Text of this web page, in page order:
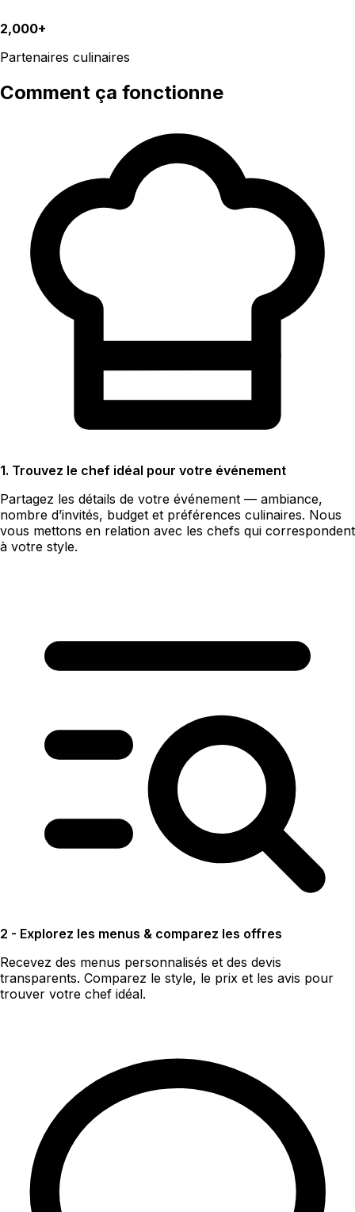
2,000+
Partenaires culinaires
Comment ça fonctionne
1. Trouvez le chef idéal pour votre événement
Partagez les détails de votre événement — ambiance,
nombre d’invités, budget et préférences culinaires. Nous
vous mettons en relation avec les chefs qui correspondent
à votre style.
2 - Explorez les menus & comparez les offres
Recevez des menus personnalisés et des devis
transparents. Comparez le style, le prix et les avis pour
trouver votre chef idéal.